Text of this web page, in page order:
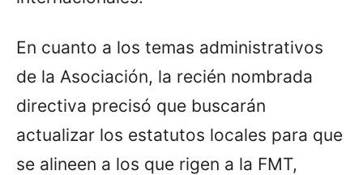
En cuanto a los temas administrativos
de la Asociación, la recién nombrada
directiva precisó que buscarán
actualizar los estatutos locales para que
se alineen a los que rigen a la FMT,